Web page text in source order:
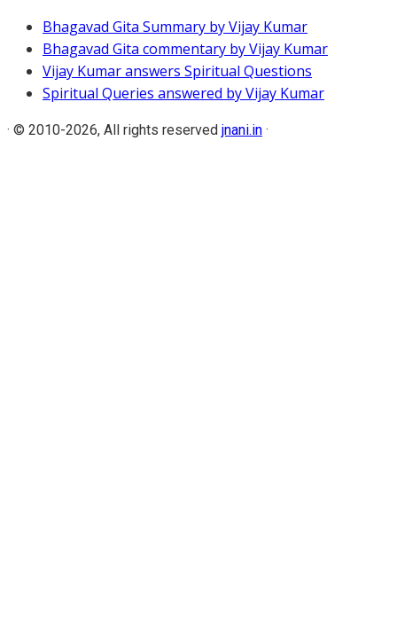
Bhagavad Gita Summary by Vijay Kumar
Bhagavad Gita commentary by Vijay Kumar
Vijay Kumar answers Spiritual Questions
Spiritual Queries answered by Vijay Kumar
· © 2010-2026, All rights reserved jnani.in ·